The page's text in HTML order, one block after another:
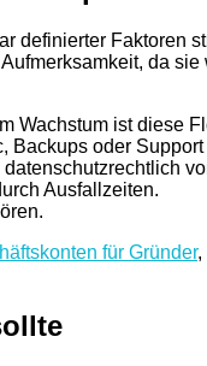
definierter Faktoren
da
Wachstum ist diese
Backups oder
Ausfallzeiten.
für Gründer,